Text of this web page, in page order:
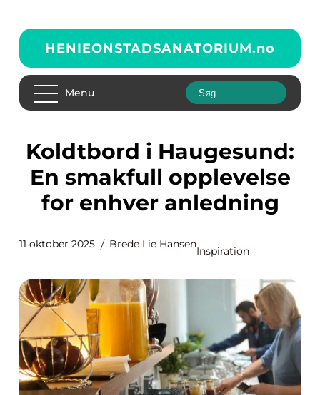
HENIEONSTADSANATORIUM.no
Menu
Koldtbord i Haugesund:
En smakfull opplevelse
for enhver anledning
11 oktober 2025 Brede Lie Hansen
Inspiration